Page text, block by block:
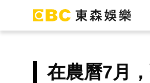
在農曆7月